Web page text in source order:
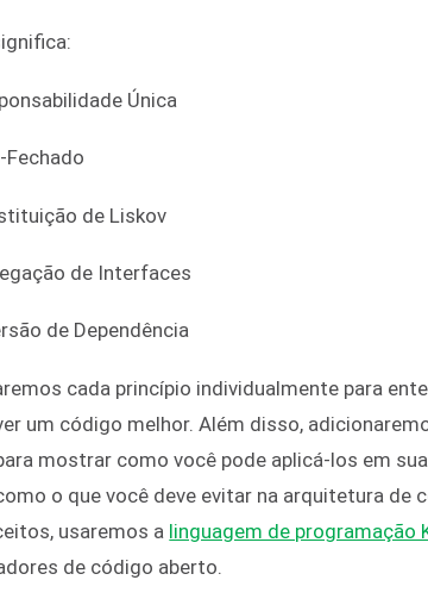
Única
de Liskov
de Interfaces
de Dependência
cada princípio individualmente para
um código melhor. Além disso,
mostrar como você pode aplicá-los em
o que você deve evitar na arquitetura de
usaremos a linguagem de programação
de código aberto.